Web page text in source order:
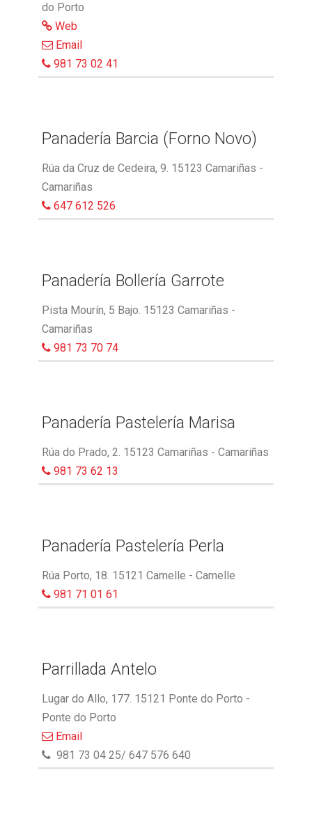
do Porto
Web
Email
981 73 02 41
Panadería Barcia (Forno Novo)
Rúa da Cruz de Cedeira, 9. 15123 Camariñas -
Camariñas
647 612 526
Panadería Bollería Garrote
Pista Mourín, 5 Bajo. 15123 Camariñas -
Camariñas
981 73 70 74
Panadería Pastelería Marisa
Rúa do Prado, 2. 15123 Camariñas - Camariñas
981 73 62 13
Panadería Pastelería Perla
Rúa Porto, 18. 15121 Camelle - Camelle
981 71 01 61
Parrillada Antelo
Lugar do Allo, 177. 15121 Ponte do Porto -
Ponte do Porto
Email
981 73 04 25/ 647 576 640